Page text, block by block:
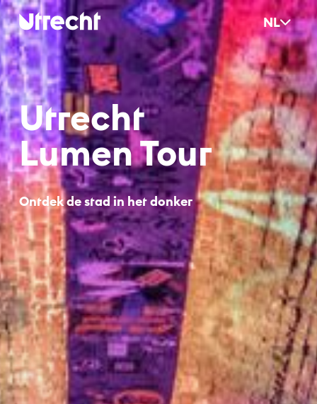
Ga naar hoofdinhoud
NL
Ut­recht
Lu­men Tour
Ontdek de stad in het donker